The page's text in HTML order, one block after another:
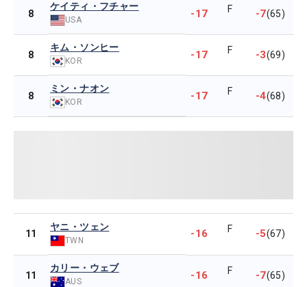
8
ケイティ・フチャー
USA -17 F -7(65)
8
キム・ソンヒー
KOR -17 F -3(69)
8
ミン・ナオン
KOR -17 F -4(68)
11
ヤニ・ツェン
TWN
-16 F -5(67)
11
カリー・ウェブ
AUS -16 F -7(65)